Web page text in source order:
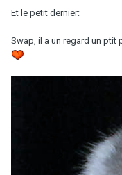
Et le petit dernier:
Swap, il a un regard un ptit